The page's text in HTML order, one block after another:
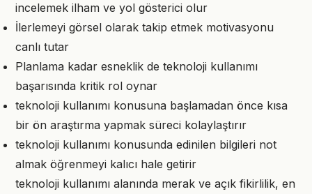
incelemek ilham ve yol gösterici olur
İlerlemeyi görsel olarak takip etmek motivasyonu
canlı tutar
Planlama kadar esneklik de teknoloji kullanımı
başarısında kritik rol oynar
teknoloji kullanımı konusuna başlamadan önce kısa
bir ön araştırma yapmak süreci kolaylaştırır
teknoloji kullanımı konusunda edinilen bilgileri not
almak öğrenmeyi kalıcı hale getirir
teknoloji kullanımı alanında merak ve açık fikirlilik, en